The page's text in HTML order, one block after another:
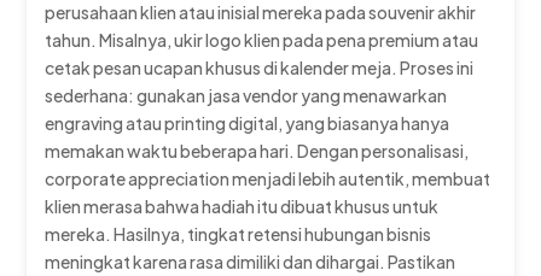
perusahaan klien atau inisial mereka pada souvenir akhir
tahun. Misalnya, ukir logo klien pada pena premium atau
cetak pesan ucapan khusus di kalender meja. Proses ini
sederhana: gunakan jasa vendor yang menawarkan
engraving atau printing digital, yang biasanya hanya
memakan waktu beberapa hari. Dengan personalisasi,
corporate appreciation menjadi lebih autentik, membuat
klien merasa bahwa hadiah itu dibuat khusus untuk
mereka. Hasilnya, tingkat retensi hubungan bisnis
meningkat karena rasa dimiliki dan dihargai. Pastikan